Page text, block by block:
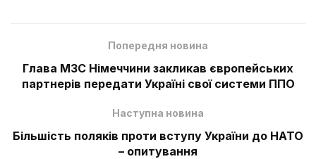
Попередня новина
Глава МЗС Німеччини закликав європейських
партнерів передати Україні свої системи ППО
Наступна новина
Більшість поляків проти вступу України до НАТО
– опитування